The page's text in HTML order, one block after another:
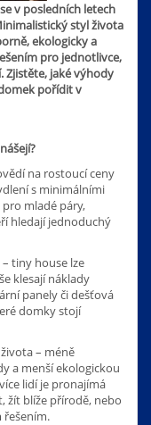
v posledních letech
styl života
ekologicky a
pro jednotlivce,
Zjistěte, jaké výhody
pořídit v
na rostoucí ceny
s minimálními
mladé páry,
hledají jednoduchý
tiny house lze
klesají náklady
panely či dešťová
domky stojí
– méně
a menší ekologickou
lidí je pronajímá
žít blíže přírodě, nebo
řešením.